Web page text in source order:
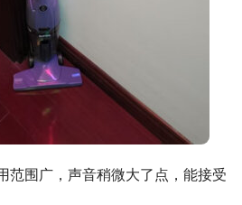
范围广，声音稍微大了点，能接受